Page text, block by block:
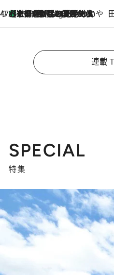
47都道府県の手みやげ ひんやりスイーツで夏を満喫
11 Hours Ago
【京都府】この夏絶対食べたい 冷やしておいしいおやつ3選 ひと口目から心を掴む新緑のテリーヌ
連載
SPECIAL
特集